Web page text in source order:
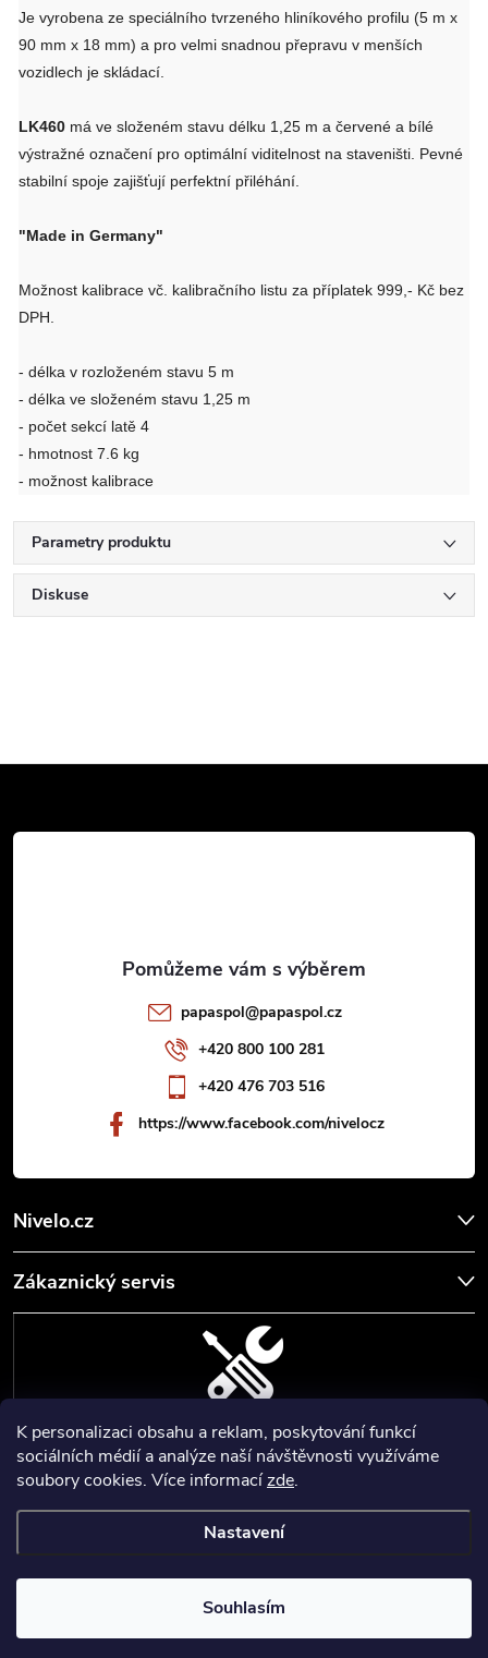
K personalizaci obsahu a reklam, poskytování funkcí
sociálních médií a analýze naší návštěvnosti využíváme
soubory cookies. Více informacízde.
Nastavení
Souhlasím
Je vyrobena ze speciálního tvrzeného hliníkového profilu (5 m x
90 mm ​​x 18 mm) a pro velmi snadnou přepravu v menších
vozidlech je skládací.
LK460 má ve složeném stavu délku 1,25 m a červené a bílé
výstražné označení pro optimální viditelnost na staveništi. Pevné
stabilní spoje zajišťují perfektní přiléhání.
"Made in Germany"
Možnost kalibrace vč. kalibračního listu za příplatek 999,- Kč bez
DPH.
- délka v rozloženém stavu 5 m
- délka ve složeném stavu 1,25 m
- počet sekcí latě 4
- hmotnost 7.6 kg
- možnost kalibrace
Parametry produktu
Diskuse
á
Nivelo.cz
Zákaznický servis
papaspol@papaspol.cz
+420 800 100 281
+420 476 703 516
https://www.facebook.com/nivelocz
SERVIS, SEŘÍZENÍ A KALIBRACE
Zajišťujeme servisní a kalibrační služby geodetických a stavebních
přístrojů a pomůcek.
Vytvořil Shoptet
cookies
Nastartoval